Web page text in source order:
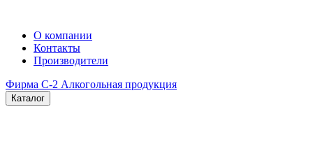
О компании
Контакты
Производители
Фирма C-2 Алкогольная продукция
Каталог